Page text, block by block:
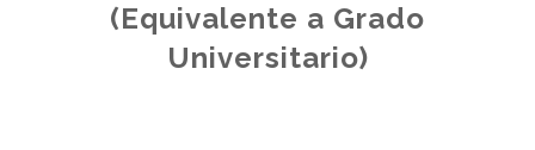
(Equivalente a Grado
Universitario)